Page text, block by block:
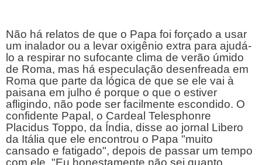
Não há relatos de que o Papa foi forçado a usar
um inalador ou a levar oxigênio extra para ajudá-
lo a respirar no sufocante clima de verão úmido
de Roma, mas há especulação desenfreada em
Roma que parte da lógica de que se ele vai à
paisana em julho é porque o que o estiver
afligindo, não pode ser facilmente escondido. O
confidente Papal, o Cardeal Telesphonre
Placidus Toppo, da Índia, disse ao jornal Libero
da Itália que ele encontrou o Papa "muito
cansado ​​e fatigado", depois de passar um tempo
com ele. "Eu honestamente não sei quanto